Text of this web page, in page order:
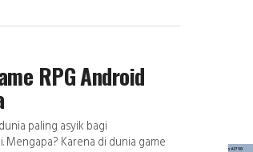
RPG Android
paling asyik bagi
Mengapa? Karena di dunia game